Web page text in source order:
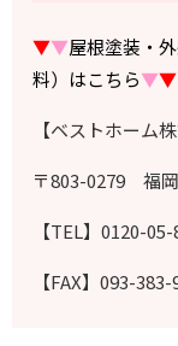
▼▼屋根塗装・
料）はこちら▼▼
【ベストホーム
〒803-0279 福
【TEL】0120-
【FAX】093-